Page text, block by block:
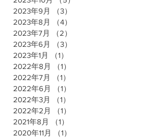
2023年9月
（3）
2023年8月
（4）
2023年7月
（2）
2023年6月
（3）
2023年1月
（1）
2022年8月
（1）
2022年7月
（1）
2022年6月
（1）
2022年3月
（1）
2022年2月
（1）
2021年8月
（1）
2020年11月
（1）